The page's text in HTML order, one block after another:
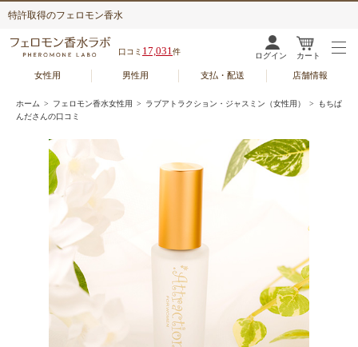
特許取得のフェロモン香水
口コミ 17,031件 ログイン カート
女性用 男性用 支払・配送 店舗情報
ホーム > フェロモン香水女性用 > ラブアトラクション・ジャスミン（女性用）
> もちぱ
んださんの口コミ